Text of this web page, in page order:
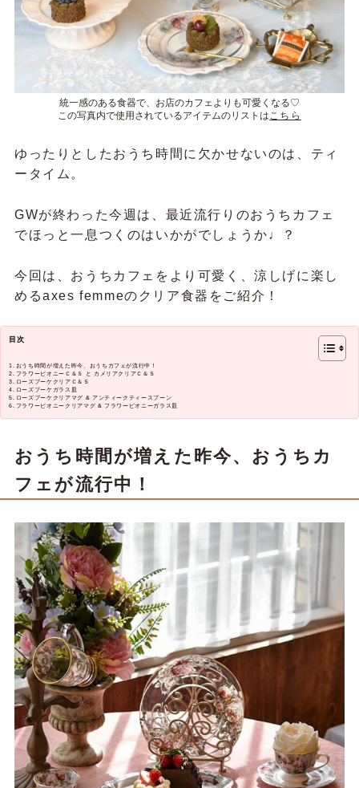
統一感のある食器で、お店のカフェよりも可愛くなる♡
この写真内で使用されているアイテムのリストは こちら
ゆったりとしたおうち時間に欠かせないのは、ティ
ータイム。
GWが終わった今週は、最近流行りのおうちカフェ
でほっと一息つくのはいかがでしょうか♩？
今回は、おうちカフェをより可愛く、涼しげに楽し
めるaxes femmeのクリア食器をご紹介！
目次
おうち時間が増えた昨今、おうちカフェが流行中！
フラワーピオニーＣ＆Ｓ と カメリアクリアＣ＆Ｓ
ローズブーケクリアＣ＆Ｓ
ローズブーケガラス皿
ローズブーケクリアマグ & アンティークティースプーン
フラワーピオニークリアマグ & フラワーピオニーガラス皿
おうち時間が増えた昨今、おうちカ
フェが流行中！